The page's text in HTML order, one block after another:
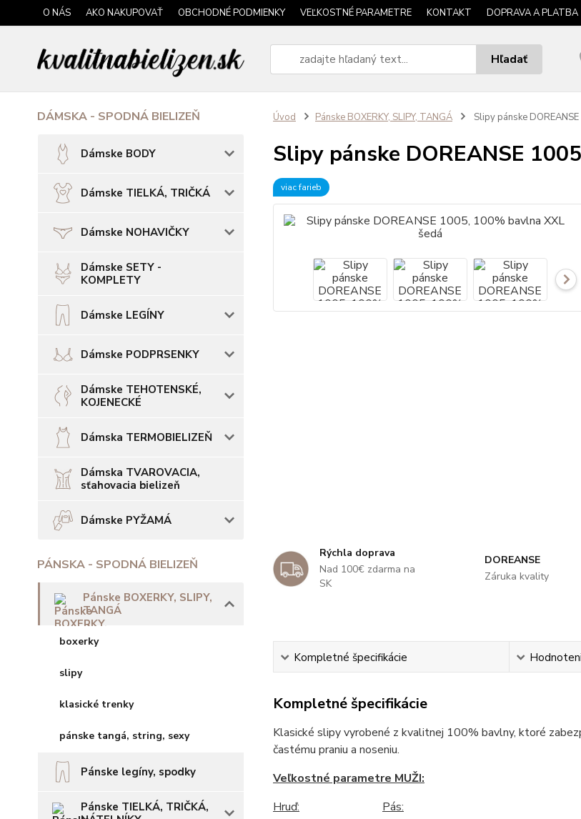
O NÁS AKO NAKUPOVAŤ OBCHODNÉ PODMIENKY VEĽKOSTNÉ PARAMETRE KONTAKT DOPRAVA A PLATBA
Hľadať
DÁMSKA - SPODNÁ BIELIZEŇ
Dámske BODY
Dámske TIELKÁ, TRIČKÁ
Dámske NOHAVIČKY
Dámske SETY -
KOMPLETY
Dámske LEGÍNY
Dámske PODPRSENKY
Dámske TEHOTENSKÉ,
KOJENECKÉ
Dámska TERMOBIELIZEŇ
Dámska TVAROVACIA,
sťahovacia bielizeň
Dámske PYŽAMÁ
PÁNSKA - SPODNÁ BIELIZEŇ
Pánske BOXERKY, SLIPY,
TANGÁ
boxerky
slipy
klasické trenky
pánske tangá, string, sexy
Pánske legíny, spodky
Pánske TIELKÁ, TRIČKÁ,
Úvod Pánske BOXERKY, SLIPY, TANGÁ Slipy pánske
Slipy pánske DOREANSE
viac farieb
Rýchla doprava
Nad 100€ zdarma na
SK
DOREANSE
Záruka kvality
Kompletné špecifikácie
Kompletné špecifikácie
Klasické slipy vyrobené z kvalitnej 100% bavlny, ktoré
častému praniu a noseniu.
Veľkostné parametre MUŽI:
Hruď:
Pás: